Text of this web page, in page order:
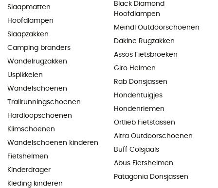
Slaapmatten
Hoofdlampen
Slaapzakken
Camping branders
Wandelrugzakken
IJspikkelen
Wandelschoenen
Trailrunningschoenen
Hardloopschoenen
Klimschoenen
Wandelschoenen kinderen
Fietshelmen
Kinderdrager
Kleding kinderen
Black Diamond
Hoofdlampen
Meindl Outdoorschoenen
Dakine Rugzakken
Assos Fietsbroeken
Giro Helmen
Rab Donsjassen
Hondentuigjes
Hondenriemen
Ortlieb Fietstassen
Altra Outdoorschoenen
Buff Colsjaals
Abus Fietshelmen
Patagonia Donsjassen